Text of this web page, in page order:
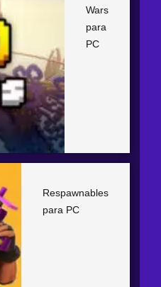
Wars
para
PC
Respawnables
para PC